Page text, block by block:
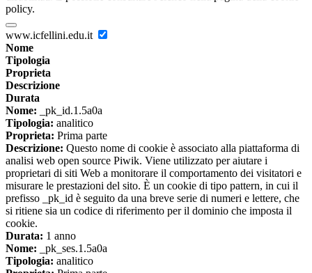
policy.
www.icfellini.edu.it
Nome
Tipologia
Proprieta
Descrizione
Durata
Nome: _pk_id.1.5a0a
Tipologia: analitico
Proprieta: Prima parte
Descrizione: Questo nome di cookie è associato alla piattaforma di
analisi web open source Piwik. Viene utilizzato per aiutare i
proprietari di siti Web a monitorare il comportamento dei visitatori e
misurare le prestazioni del sito. È un cookie di tipo pattern, in cui il
prefisso _pk_id è seguito da una breve serie di numeri e lettere, che
si ritiene sia un codice di riferimento per il dominio che imposta il
cookie.
Durata: 1 anno
Nome: _pk_ses.1.5a0a
Tipologia: analitico